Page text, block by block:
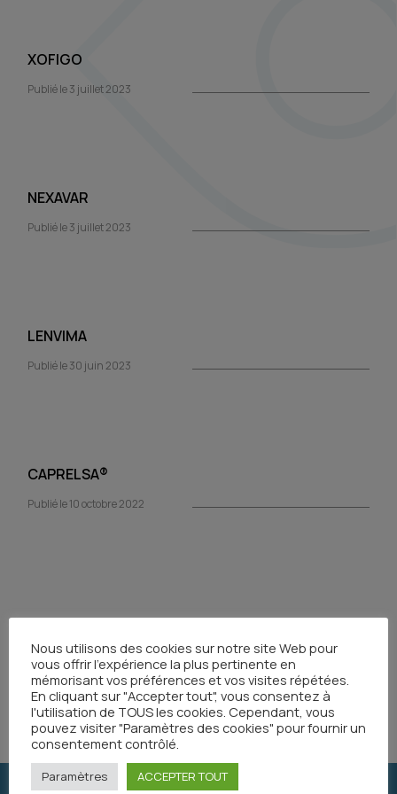
XOFIGO
Publié le 3 juillet 2023
NEXAVAR
Publié le 3 juillet 2023
LENVIMA
Publié le 30 juin 2023
CAPRELSA®
Publié le 10 octobre 2022
Partager
Nous utilisons des cookies sur notre site Web pour
vous offrir l'expérience la plus pertinente en
mémorisant vos préférences et vos visites répétées.
En cliquant sur "Accepter tout", vous consentez à
l'utilisation de TOUS les cookies. Cependant, vous
pouvez visiter "Paramètres des cookies" pour fournir un
consentement contrôlé.
Paramètres ACCEPTER TOUT